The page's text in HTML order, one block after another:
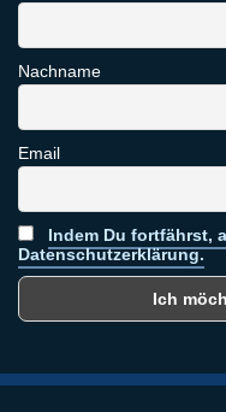
Nachname
Email
Indem Du fortfährst,
Datenschutzerklärung.